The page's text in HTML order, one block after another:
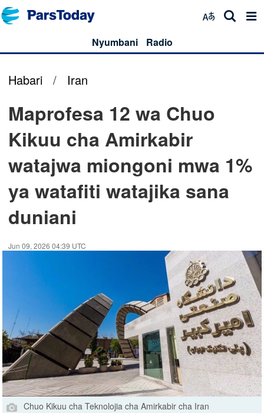
Nyumbani Radio
Habari / Iran
Maprofesa 12 wa Chuo
Kikuu cha Amirkabir
watajwa miongoni mwa 1%
ya watafiti watajika sana
duniani
Jun 09, 2026 04:39 UTC
Chuo Kikuu cha Teknolojia cha Amirkabir cha Iran